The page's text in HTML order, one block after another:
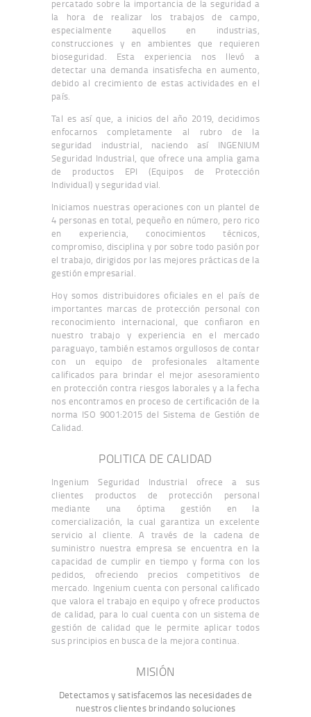
percatado sobre la importancia de la seguridad a
la hora de realizar los trabajos de campo,
especialmente aquellos en industrias,
construcciones y en ambientes que requieren
bioseguridad. Esta experiencia nos llevó a
detectar una demanda insatisfecha en aumento,
debido al crecimiento de estas actividades en el
país.
Tal es así que, a inicios del año 2019, decidimos
enfocarnos completamente al rubro de la
seguridad industrial, naciendo así INGENIUM
Seguridad Industrial, que ofrece una amplia gama
de productos EPI (Equipos de Protección
Individual) y seguridad vial.
Iniciamos nuestras operaciones con un plantel de
4 personas en total, pequeño en número, pero rico
en experiencia, conocimientos técnicos,
compromiso, disciplina y por sobre todo pasión por
el trabajo, dirigidos por las mejores prácticas de la
gestión empresarial.
Hoy somos distribuidores oficiales en el país de
importantes marcas de protección personal con
reconocimiento internacional, que confiaron en
nuestro trabajo y experiencia en el mercado
paraguayo, también estamos orgullosos de contar
con un equipo de profesionales altamente
calificados para brindar el mejor asesoramiento
en protección contra riesgos laborales y a la fecha
nos encontramos en proceso de certificación de la
norma ISO 9001:2015 del Sistema de Gestión de
Calidad.
POLITICA DE CALIDAD
Ingenium Seguridad Industrial ofrece a sus
clientes productos de protección personal
mediante una óptima gestión en la
comercialización, la cual garantiza un excelente
servicio al cliente. A través de la cadena de
suministro nuestra empresa se encuentra en la
capacidad de cumplir en tiempo y forma con los
pedidos, ofreciendo precios competitivos de
mercado. Ingenium cuenta con personal calificado
que valora el trabajo en equipo y ofrece productos
de calidad, para lo cual cuenta con un sistema de
gestión de calidad que le permite aplicar todos
sus principios en busca de la mejora continua.
MISIÓN
Detectamos y satisfacemos las necesidades de
nuestros clientes brindando soluciones